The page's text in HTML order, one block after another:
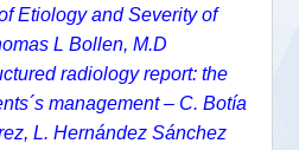
Etiology and Severity of
L Bollen, M.D
radiology report: the
management – C. Botía
L. Hernández Sánchez